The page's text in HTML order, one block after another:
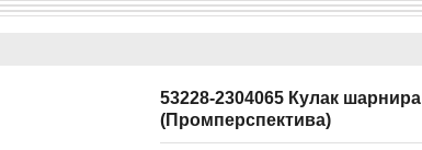
53228-2304065 Кулак
(Промперспектива)